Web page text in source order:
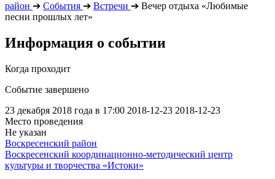
район ➔ События ➔ Встречи ➔ Вечер отдыха «Любимые
песни прошлых лет»
Информация о событии
Когда проходит
Событие завершено
23 декабря 2018 года в 17:00 2018-12-23 2018-12-23
Место проведения
Не указан
Воскресенский район
Воскресенский координационно-методический центр
культуры и творчества «Истоки»